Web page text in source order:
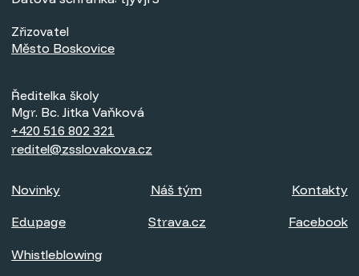
Zřizovatel
Město Boskovice
Ředitelka školy
Mgr. Bc. Jitka Vaňková
+420 516 802 321
reditel@zsslovakova.cz
Novinky Náš tým Kontakty
Edupage Strava.cz Facebook
Whistleblowing